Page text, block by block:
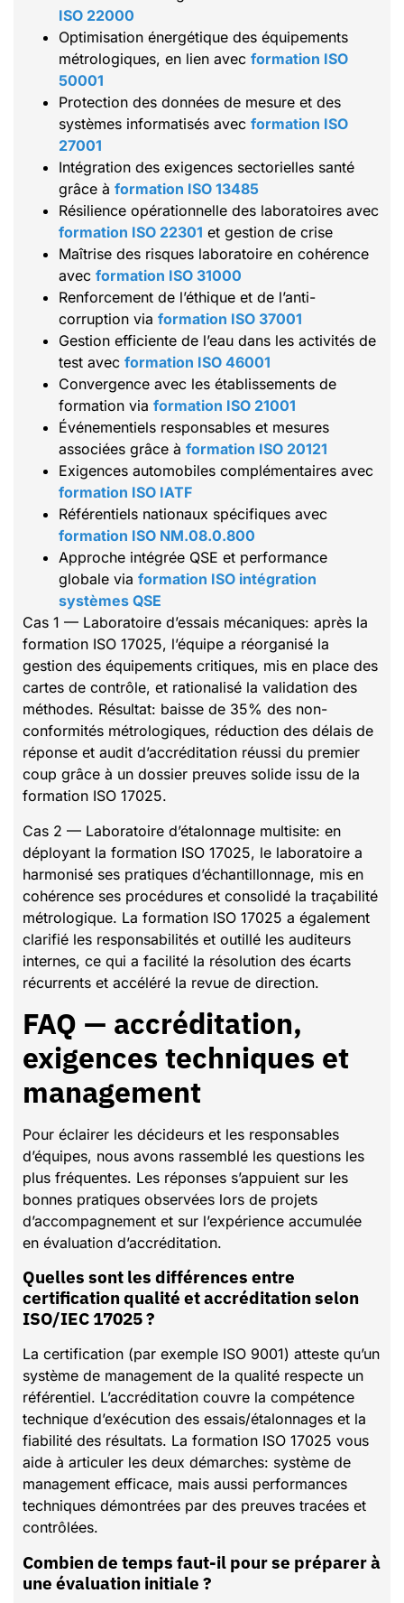
ISO 22000
Optimisation énergétique des équipements
métrologiques, en lien avec formation ISO
50001
Protection des données de mesure et des
systèmes informatisés avec formation ISO
27001
Intégration des exigences sectorielles santé
grâce à formation ISO 13485
Résilience opérationnelle des laboratoires avec
formation ISO 22301 et gestion de crise
Maîtrise des risques laboratoire en cohérence
avec formation ISO 31000
Renforcement de l’éthique et de l’anti-
corruption via formation ISO 37001
Gestion efficiente de l’eau dans les activités de
test avec formation ISO 46001
Convergence avec les établissements de
formation via formation ISO 21001
Événementiels responsables et mesures
associées grâce à formation ISO 20121
Exigences automobiles complémentaires avec
formation ISO IATF
Référentiels nationaux spécifiques avec
formation ISO NM.08.0.800
Approche intégrée QSE et performance
globale via formation ISO intégration
systèmes QSE
Cas 1 — Laboratoire d’essais mécaniques: après la
formation ISO 17025, l’équipe a réorganisé la
gestion des équipements critiques, mis en place des
cartes de contrôle, et rationalisé la validation des
méthodes. Résultat: baisse de 35% des non-
conformités métrologiques, réduction des délais de
réponse et audit d’accréditation réussi du premier
coup grâce à un dossier preuves solide issu de la
formation ISO 17025.
Cas 2 — Laboratoire d’étalonnage multisite: en
déployant la formation ISO 17025, le laboratoire a
harmonisé ses pratiques d’échantillonnage, mis en
cohérence ses procédures et consolidé la traçabilité
métrologique. La formation ISO 17025 a également
clarifié les responsabilités et outillé les auditeurs
internes, ce qui a facilité la résolution des écarts
récurrents et accéléré la revue de direction.
FAQ — accréditation,
exigences techniques et
management
Pour éclairer les décideurs et les responsables
d’équipes, nous avons rassemblé les questions les
plus fréquentes. Les réponses s’appuient sur les
bonnes pratiques observées lors de projets
d’accompagnement et sur l’expérience accumulée
en évaluation d’accréditation.
Quelles sont les différences entre
certification qualité et accréditation selon
ISO/IEC 17025 ?
La certification (par exemple ISO 9001) atteste qu’un
système de management de la qualité respecte un
référentiel. L’accréditation couvre la compétence
technique d’exécution des essais/étalonnages et la
fiabilité des résultats. La formation ISO 17025 vous
aide à articuler les deux démarches: système de
management efficace, mais aussi performances
techniques démontrées par des preuves tracées et
contrôlées.
Combien de temps faut-il pour se préparer à
une évaluation initiale ?